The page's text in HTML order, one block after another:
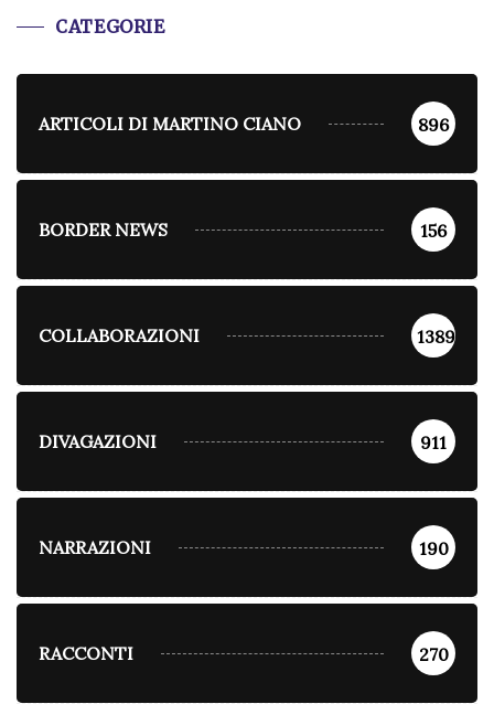
CATEGORIE
ARTICOLI DI MARTINO CIANO 896
BORDER NEWS 156
COLLABORAZIONI 1389
DIVAGAZIONI 911
NARRAZIONI 190
RACCONTI 270